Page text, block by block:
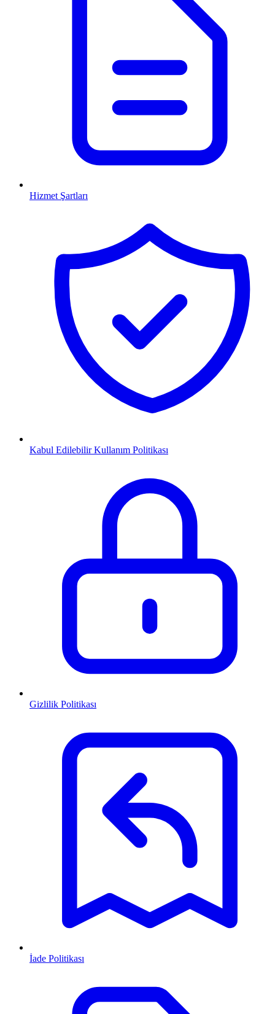
Hizmet Şartları
Kabul Edilebilir Kullanım Politikası
Gizlilik Politikası
İade Politikası